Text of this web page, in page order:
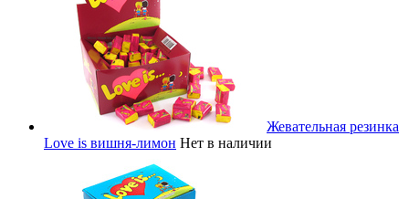
Жевательная резинка
Love is вишня-лимон Нет в наличии